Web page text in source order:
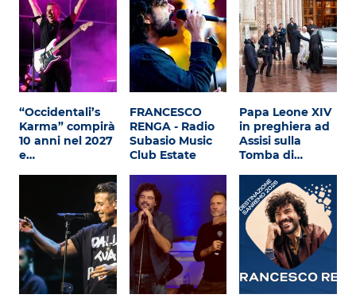
“Occidentali’s
Karma” compirà
10 anni nel 2027
e…
FRANCESCO
RENGA - Radio
Subasio Music
Club Estate
Papa Leone XIV
in preghiera ad
Assisi sulla
Tomba di…